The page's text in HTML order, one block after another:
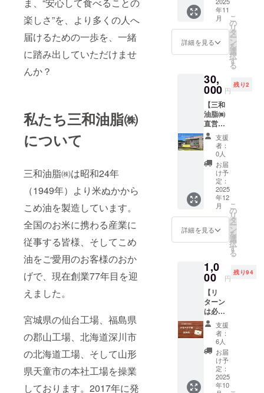
ま、“安心して食べることの
楽しさ”を、より多くの人へ
届けるための一歩を、一緒
に踏み出していただけませ
んか？
私たち三和油脂㈱
について
三和油脂㈱は昭和24年
（1949年）より米ぬかから
こめ油を製造しています。
全国のお米に携わる産業に
従事する皆様、そしてこめ
油をご愛用のお客様のおか
げで、現在創業77年目を迎
えました。
宮城県の仙台工場、福島県
の郡山工場、北海道深川市
の北海道工場、そして山形
県天童市の本社工場を操業
しております。2017年に発
インス
タ投
稿】 ご
支援を
いただ
いた企
体さん
のお名
前入り
のメッ
セージ
の横断
幕を作
成し、
弊社直
営
ショッ
プ「さ
んま
る」の
道路に
面した
ウッド
に1週間
し、 あ
わせて
撮影し
た写真
を公式
インス
タグラ
ムにて
投稿し
ます。
メッ
セージ
内容は
以下の
年11
月
詳細を見る
こ
の
リ
タ
ー
ン
を
選
択
す
る
30,
000 円
残り2
【三和
油脂㈱
直営店
舗さん
まるに
横断幕
を2週間
掲示+団
体・企
業名を
インス
タ投
稿】 ご
支援を
いただ
いた企
体さん
のお名
前入り
のメッ
セージ
の横断
幕を作
成し、
弊社直
営
ショッ
プ「さ
んま
る」の
支援
者：
0人
お届
け予
定：
2025
年12
月
詳細を見る
こ
の
リ
タ
ー
ン
を
選
択
す
る
1,0
00 円
残り94
【リ
ターン
は必要
ないけ
ど応援
したい
方向け
★お礼
のお手
紙と圧
搾こめ
支援
者：
6人
お届
け予
定：
2025
年10